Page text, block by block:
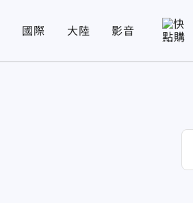
國際 大陸 影音